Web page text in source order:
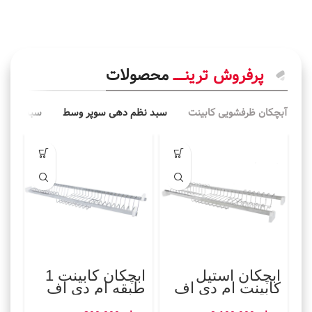
پرفروش ترینـــــمحصولات
آبچکان ظرفشویی کابینت سبد نظم دهی سوپر وسط سبد نظم
آبچکان استیل
کابینت ام دی اف
آبچکان کابینت 1
طبقه ام دی اف